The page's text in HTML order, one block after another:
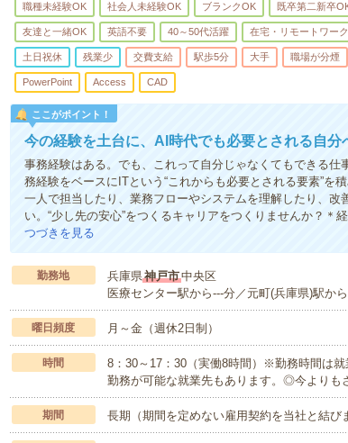
職種未経験OK 社会人未経験OK ブランクOK 既卒第二新卒
友達と一緒OK 英語不要 40～50代活躍 在宅・リモートワーク
土日祝休 残業少 交費支給 駅歩5分 大手 職場が分煙
PowerPoint Access CAD
ここがポイント！
今の経験を土台に、AI時代でも必要とされる自分
事務経験はある。でも、これって自分じゃなくてもできる
務経験をベースにITという“これからも必要とされる要素”を
一人で担当したり、業務フローやシステムを理解したり、
い。“少し先の安心”をつくるキャリアをつくりませんか？
つづきを見る
勤務地 兵庫県神戸市中央区
医療センター駅から---分／元町(兵庫県)駅か
曜日頻度 月～金（週休2日制）
時間
8：30～17：30（実働8時間）※勤務時間は
勤務が可能な就業先もあります。◎今よりも
期間 長期（期間を定めない雇用契約を当社と結び